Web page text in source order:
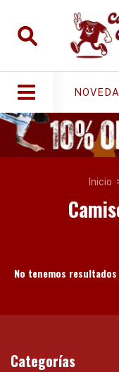
Inicio
No tenemos
Categorías